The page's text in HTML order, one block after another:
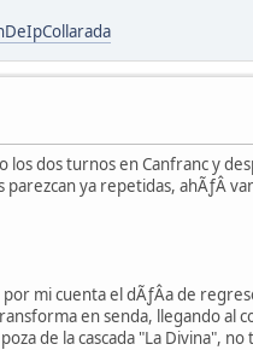
dos turnos en Canfranc y
ya repetidas, ahÃƒÂ­
mi cuenta el dÃƒÂ­a de
en senda, llegando al
de la cascada "La Divina", no